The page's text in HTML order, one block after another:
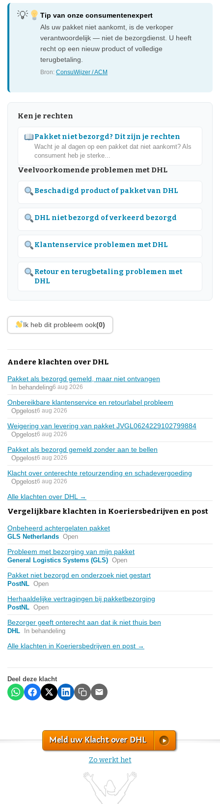
Tip van onze consumentenexpert
Als uw pakket niet aankomt, is de verkoper
verantwoordelijk — niet de bezorgdienst. U heeft
recht op een nieuw product of volledige
terugbetaling.
Bron:ConsuWijzer / ACM
Ken je rechten
Pakket niet bezorgd? Dit zijn je rechten
Wacht je al dagen op een pakket dat niet aankomt? Als
consument heb je sterke...
Veelvoorkomende problemen met DHL
Beschadigd product of pakket van DHL
DHL niet bezorgd of verkeerd bezorgd
Klantenservice problemen met DHL
Retour en terugbetaling problemen met
DHL
Ik heb dit probleem ook(0)
Andere klachten over DHL
Pakket als bezorgd gemeld, maar niet ontvangen
In behandeling6 aug 2026
Onbereikbare klantenservice en retourlabel probleem
Opgelost6 aug 2026
Weigering van levering van pakket JVGL0624229102799884
Opgelost6 aug 2026
Pakket als bezorgd gemeld zonder aan te bellen
Opgelost6 aug 2026
Klacht over onterechte retourzending en schadevergoeding
Opgelost6 aug 2026
Alle klachten over DHL →
Vergelijkbare klachten in Koeriersbedrijven en post
Onbeheerd achtergelaten pakket
GLS Netherlands Open
Probleem met bezorging van mijn pakket
General Logistics Systems (GLS) Open
Pakket niet bezorgd en onderzoek niet gestart
PostNL Open
Herhaaldelijke vertragingen bij pakketbezorging
PostNL Open
Bezorger geeft onterecht aan dat ik niet thuis ben
DHL In behandeling
Alle klachten in Koeriersbedrijven en post →
Deel deze klacht
Meld uw Klacht over DHL
Zo werkt het